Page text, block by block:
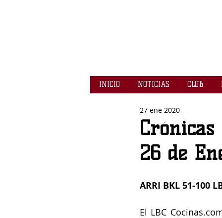
INICIO NOTICIAS CLUB
26 de
27 ene 2020
ARRI BKL 51-100
El LBC